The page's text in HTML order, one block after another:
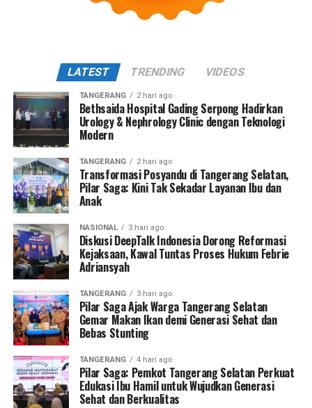
LATEST TRENDING VIDEOS
TANGERANG 2 hari ago
Bethsaida Hospital Gading Serpong Hadirkan
Urology & Nephrology Clinic dengan Teknologi
Modern
TANGERANG 2 hari ago
Transformasi Posyandu di Tangerang Selatan,
Pilar Saga: Kini Tak Sekadar Layanan Ibu dan
Anak
NASIONAL 3 hari ago
Diskusi DeepTalk Indonesia Dorong Reformasi
Kejaksaan, Kawal Tuntas Proses Hukum Febrie
Adriansyah
TANGERANG 3 hari ago
Pilar Saga Ajak Warga Tangerang Selatan
Gemar Makan Ikan demi Generasi Sehat dan
Bebas Stunting
TANGERANG 4 hari ago
Pilar Saga: Pemkot Tangerang Selatan Perkuat
Edukasi Ibu Hamil untuk Wujudkan Generasi
Sehat dan Berkualitas